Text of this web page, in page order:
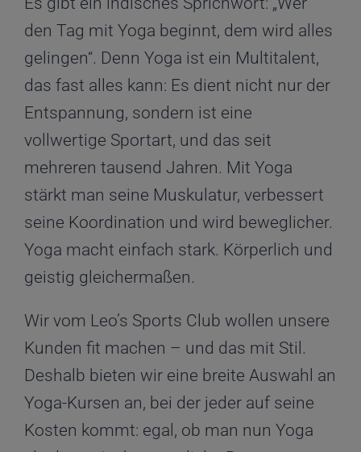
den Tag mit Yoga beginnt, dem wird alles
gelingen“. Denn Yoga ist ein Multitalent,
das fast alles kann: Es dient nicht nur der
Entspannung, sondern ist eine
vollwertige Sportart, und das seit
mehreren tausend Jahren. Mit Yoga
stärkt man seine Muskulatur, verbessert
seine Koordination und wird beweglicher.
Yoga macht einfach stark. Körperlich und
geistig gleichermaßen.
Wir vom Leo’s Sports Club wollen unsere
Kunden fit machen – und das mit Stil.
Deshalb bieten wir eine breite Auswahl an
Yoga-Kursen an, bei der jeder auf seine
Kosten kommt: egal, ob man nun Yoga